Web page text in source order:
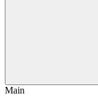
Main